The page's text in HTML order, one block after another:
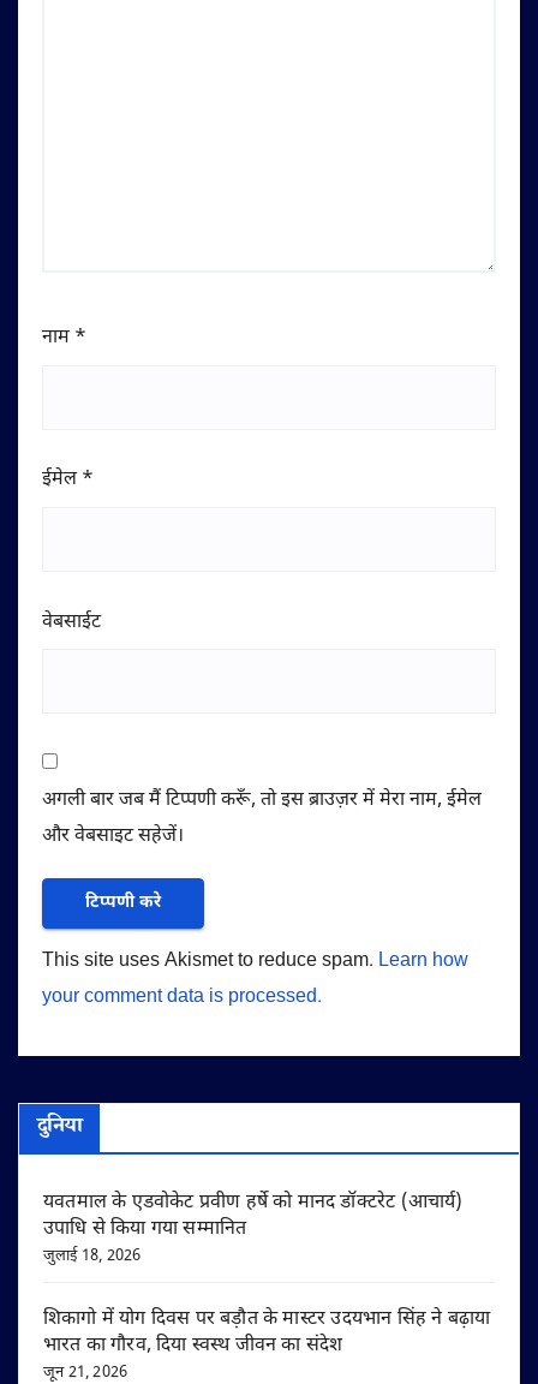
नाम *
ईमेल *
वेबसाईट
अगली बार जब मैं टिप्पणी करूँ, तो इस ब्राउज़र में मेरा नाम, ईमेल
और वेबसाइट सहेजें।
This site uses Akismet to reduce spam. Learn how
your comment data is processed.
दुनिया
यवतमाल के एडवोकेट प्रवीण हर्षे को मानद डॉक्टरेट (आचार्य)
उपाधि से किया गया सम्मानित
जुलाई 18, 2026
शिकागो में योग दिवस पर बड़ौत के मास्टर उदयभान सिंह ने बढ़ाया
भारत का गौरव, दिया स्वस्थ जीवन का संदेश
जून 21, 2026